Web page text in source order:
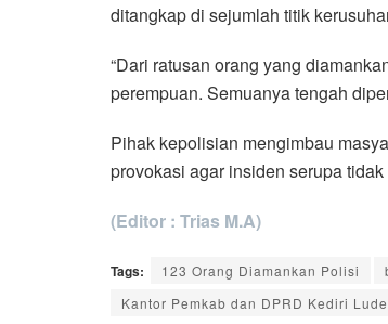
ditangkap di sejumlah titik
“Dari ratusan orang yang
perempuan. Semuanya tengah
Pihak kepolisian mengimbau
provokasi agar insiden serupa
(Editor : Trias M.A)
Tags: 123 Orang Diamankan Polisi
Kantor Pemkab dan DPRD Kediri